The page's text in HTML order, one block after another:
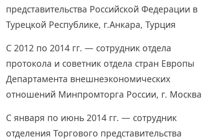
представительства Российской Федерации в
Турецкой Республике, г.Анкара, Турция
С 2012 по 2014 гг. — сотрудник отдела
протокола и советник отдела стран Европы
Департамента внешнеэкономических
отношений Минпромторга России, г. Москва
С января по июнь 2014 гг. — сотрудник
отделения Торгового представительства